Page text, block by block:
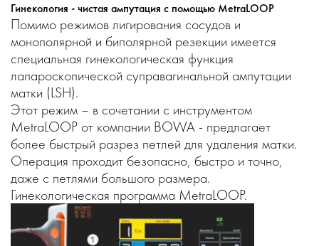
Гинекология - чистая ампутация с помощью MetraLOOP
Помимо режимов лигирования сосудов и
монополярной и биполярной резекции имеется
специальная гинекологическая функция
лапароскопической суправагинальной ампутации
матки (LSH).
Этот режим – в сочетании с инструментом
MetraLOOP от компании BOWA - предлагает
более быстрый разрез петлей для удаления матки.
Операция проходит безопасно, быстро и точно,
даже с петлями большого размера.
Гинекологическая программа MetraLOOP.